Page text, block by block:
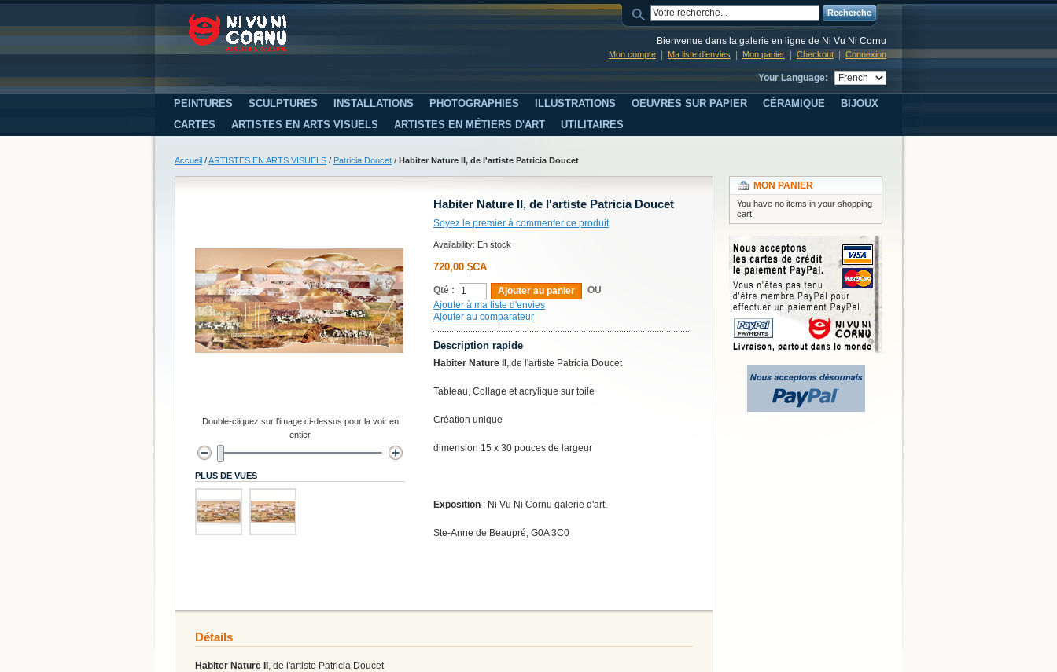
Recherche
Bienvenue dans la galerie en ligne de Ni Vu Ni Cornu
Mon compte Ma liste d'envies Mon panier Checkout Connexion
Your Language:
PEINTURES SCULPTURES INSTALLATIONS PHOTOGRAPHIES ILLUSTRATIONS OEUVRES SUR PAPIER CÉRAMIQUE
BIJOUX
CARTES
ARTISTES EN ARTS VISUELS ARTISTES EN MÉTIERS D'ART UTILITAIRES
Accueil /ARTISTES EN ARTS VISUELS / Patricia Doucet / Habiter Nature II, de l'artiste Patricia Doucet
Habiter Nature II, de l'artiste Patricia Doucet
Soyez le premier à commenter ce produit
Availability: En stock
720,00 $CA
Qté : Ajouter au panier
OU
Ajouter à ma liste d'envies
Ajouter au comparateur
Description rapide
Habiter Nature II, de l'artiste Patricia Doucet
Tableau, Collage et acrylique sur toile
Création unique
dimension 15 x 30 pouces de largeur
Exposition : Ni Vu Ni Cornu galerie d'art,
Ste-Anne de Beaupré, G0A 3C0
Double-cliquez sur l'image ci-dessus pour la voir en
entier
PLUS DE VUES
Détails
Habiter Nature II, de l'artiste Patricia Doucet
MON PANIER
You have no items in your shopping
cart.